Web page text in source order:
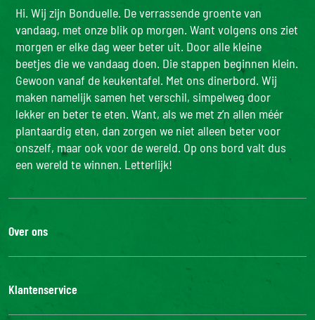
Hi. Wij zijn Bonduelle. De verrassende groente van
vandaag, met onze blik op morgen. Want volgens ons ziet
morgen er elke dag weer beter uit. Door alle kleine
beetjes die we vandaag doen. Die stappen beginnen klein.
Gewoon vanaf de keukentafel. Met ons dinerbord. Wij
maken namelijk samen het verschil, simpelweg door
lekker en beter te eten. Want, als we met z’n allen méér
plantaardig eten, dan zorgen we niet alleen beter voor
onszelf, maar ook voor de wereld. Op ons bord valt dus
een wereld te winnen. Letterlijk!
Over ons
De Bonduelle groep
Bonduelle Food Service
Klantenservice
Neem contact met ons op